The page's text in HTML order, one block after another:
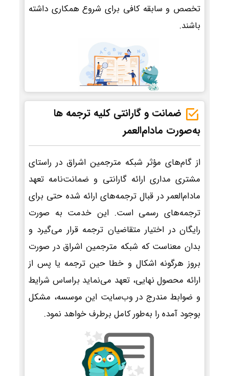
تخصص و سابقه کافی برای شروع همکاری داشته
باشند.
ضمانت و گارانتی کلیه ترجمه ها
به‌صورت مادام‌العمر
از گام‌های مؤثر شبکه مترجمین اشراق در راستای
مشتری مداری ارائه گارانتی و ضمانت‌نامه تعهد
مادام‌العمر در قبال ترجمه‌های ارائه شده حتی برای
ترجمه‌های رسمی است. این خدمت به صورت
رایگان در اختیار متقاضیان ترجمه قرار می‌گیرد و
بدان معناست که شبکه مترجمین اشراق در صورت
بروز هرگونه اشکال و خطا حین ترجمه یا پس از
ارائه محصول نهایی، تعهد می‌نماید براساس شرایط
و ضوابط مندرج در وب‌سایت این موسسه، مشکل
بوجود آمده را به‌طور کامل برطرف خواهد نمود.